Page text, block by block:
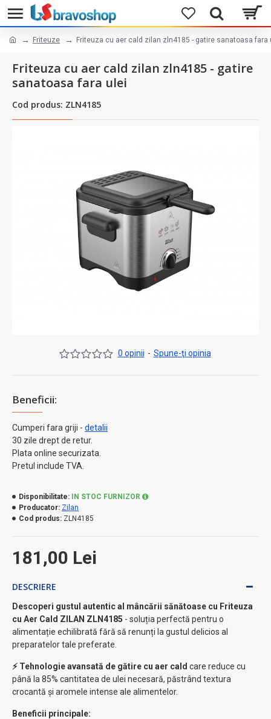
Friteuze Friteuza cu aer cald zilan zln4185 - gatire sanatoasa fara
Friteuza cu aer cald zilan zln4185 - gatire
sanatoasa fara ulei
Cod produs: ZLN4185
Beneficii:
Cumperi fara griji - detalii
30 zile drept de retur.
Plata online securizata.
Pretul include TVA.
0 opinii - Spune-ţi opinia
181,00 Lei
Disponibilitate:
IN STOC FURNIZOR
Producator: Zilan
Cod produs: ZLN4185
DESCRIERE
Descoperi gustul autentic al mâncării sănătoase cu Friteuza
cu Aer Cald ZILAN ZLN4185 - soluția perfectă pentru o
alimentație echilibrată fără să renunți la gustul delicios al
preparatelor tale preferate.
⚡ Tehnologie avansată de gătire cu aer cald care reduce cu
până la 85% cantitatea de ulei necesară, păstrând textura
crocantă și aromele intense ale alimentelor.
Beneficii principale: